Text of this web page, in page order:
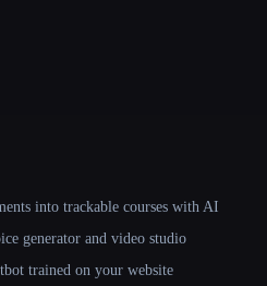
into trackable courses with AI
generator and video studio
trained on your website